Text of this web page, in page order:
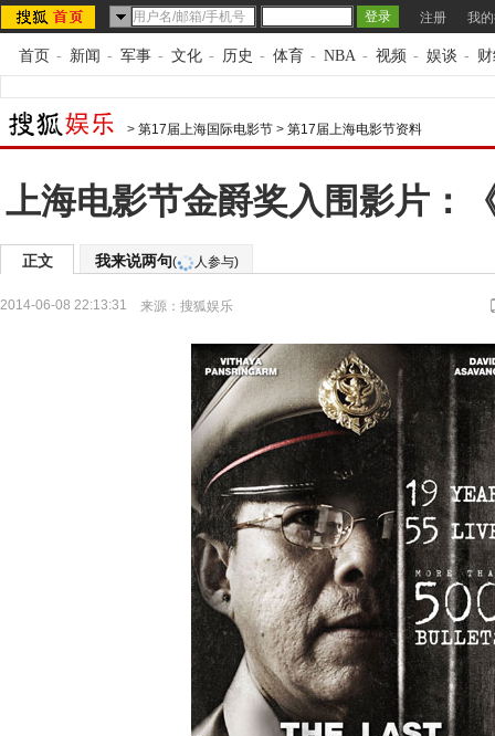
注册 我
首页 - 新闻 - 军事 - 文化 - 历史 - 体育 - NBA - 视频 - 娱谈 -
> 第17届上海国际电影节 > 第17届上海电影节资料
上海电影节金爵奖入围影片：
正文 我来说两句( 人参与)
2014-06-08 22:13:31 来源： 搜狐娱乐